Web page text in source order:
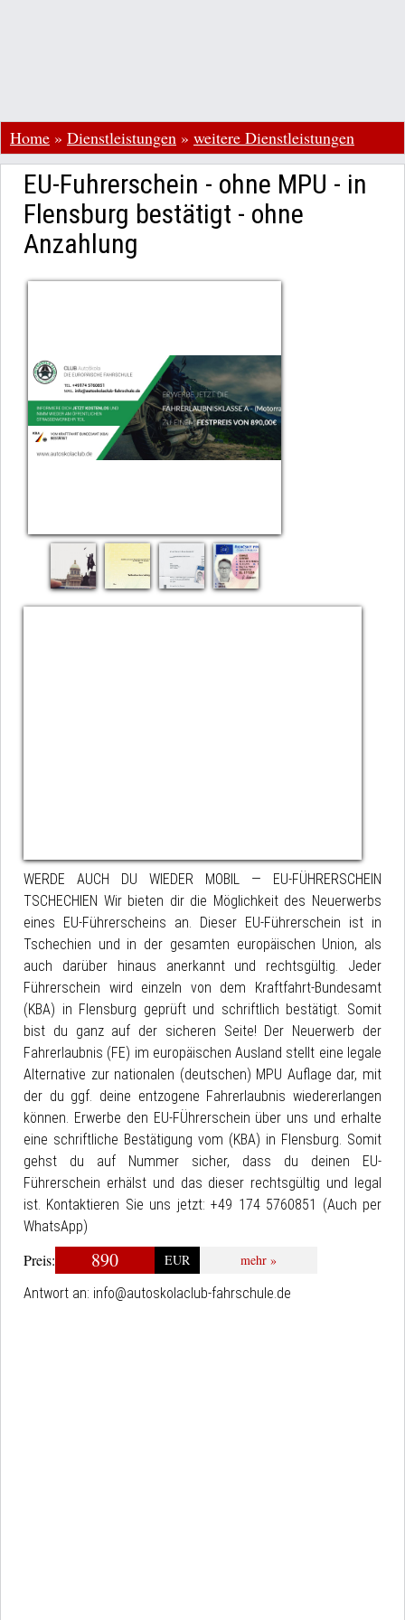
Home » Dienstleistungen » weitere Dienstleistungen
EU-Fuhrerschein - ohne MPU - in
Flensburg bestätigt - ohne
Anzahlung
WERDE AUCH DU WIEDER MOBIL — EU-FÜHRERSCHEIN
TSCHECHIEN Wir bieten dir die Möglichkeit des Neuerwerbs
eines EU-Führerscheins an. Dieser EU-Führerschein ist in
Tschechien und in der gesamten europäischen Union, als
auch darüber hinaus anerkannt und rechtsgültig. Jeder
Führerschein wird einzeln von dem Kraftfahrt-Bundesamt
(KBA) in Flensburg geprüft und schriftlich bestätigt. Somit
bist du ganz auf der sicheren Seite! Der Neuerwerb der
Fahrerlaubnis (FE) im europäischen Ausland stellt eine legale
Alternative zur nationalen (deutschen) MPU Auflage dar, mit
der du ggf. deine entzogene Fahrerlaubnis wiedererlangen
können. Erwerbe den EU-FÜhrerschein über uns und erhalte
eine schriftliche Bestätigung vom (KBA) in Flensburg. Somit
gehst du auf Nummer sicher, dass du deinen EU-
Führerschein erhälst und das dieser rechtsgültig und legal
ist. Kontaktieren Sie uns jetzt: +49 174 5760851 (Auch per
WhatsApp)
Preis: 890 EUR
mehr »
Antwort an: info@autoskolaclub-fahrschule.de